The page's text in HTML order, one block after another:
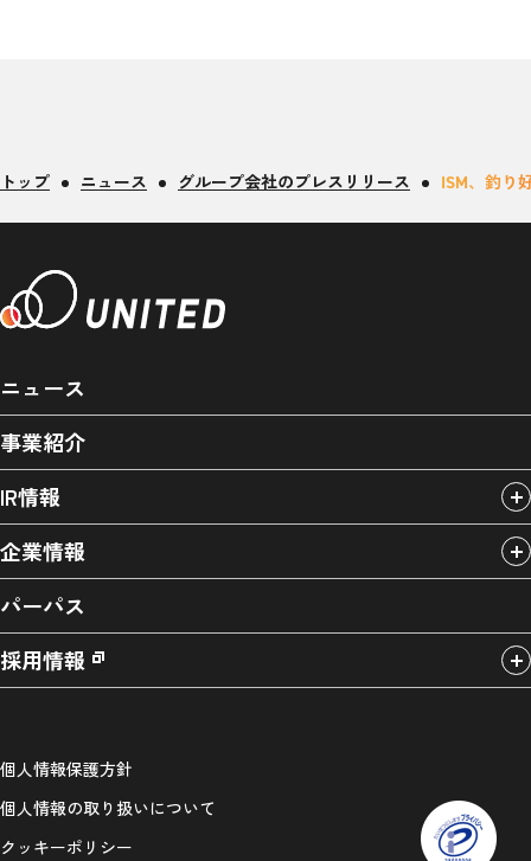
トップ ニュース グループ会社のプレスリリース ISM、釣り
ニュース
事業紹介
IR情報
企業情報
パーパス
採用情報
個人情報保護方針
個人情報の取り扱いについて
クッキーポリシー